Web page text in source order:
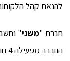
להנאת קהל
חברת "משני"